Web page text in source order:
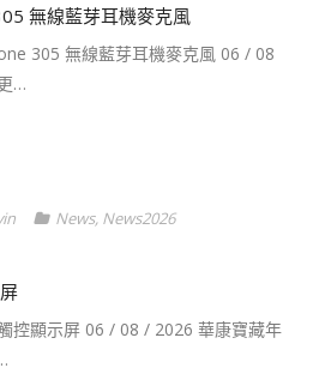
無線藍芽耳機麥克風
305 無線藍芽耳機麥克風 06 / 08
…
News, News2026
控顯示屏 06 / 08 / 2026 華康寶藏年